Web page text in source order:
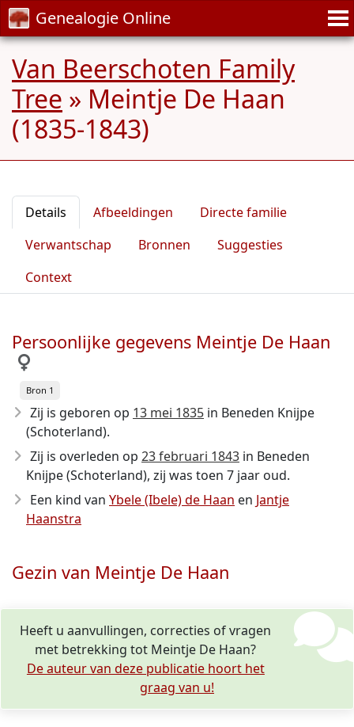
Genealogie Online
Van Beerschoten Family
Tree » Meintje De Haan
(1835-1843)
Details Afbeeldingen
Directe familie
Verwantschap
Bronnen
Suggesties
Context
Persoonlijke gegevens Meintje De Haan
Bron 1
Zij is geboren op 13 mei 1835 in Beneden Knijpe
(Schoterland).
Zij is overleden op 23 februari 1843 in Beneden
Knijpe (Schoterland), zij was toen 7 jaar oud.
Een kind van Ybele (Ibele) de Haan en Jantje
Haanstra
Gezin van Meintje De Haan
Heeft u aanvullingen, correcties of vragen
met betrekking tot Meintje De Haan?
De auteur van deze publicatie hoort het
graag van u!